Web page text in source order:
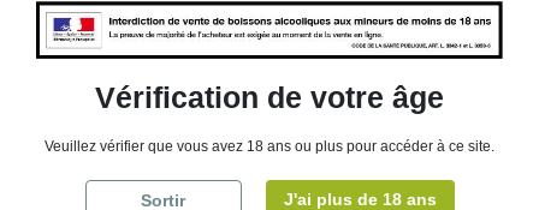
clients de l’étranger, retrait sur place dans nos magasins de ROSCOFF ou
CHERBOURG.
Détails du produit
Vérification de votre âge
Veuillez vérifier que vous avez 18 ans ou plus pour accéder à ce site.
Sortir J'ai plus de 18 ans